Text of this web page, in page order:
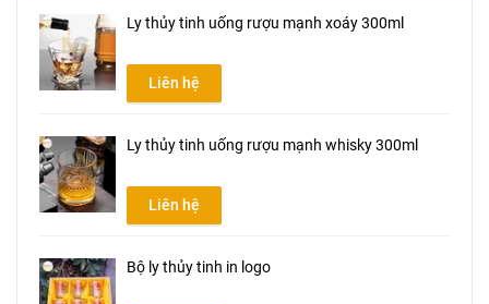
Ly thủy tinh uống rượu mạnh xoáy 300ml
Liên hệ
Ly thủy tinh uống rượu mạnh whisky 300ml
Liên hệ
Bộ ly thủy tinh in logo